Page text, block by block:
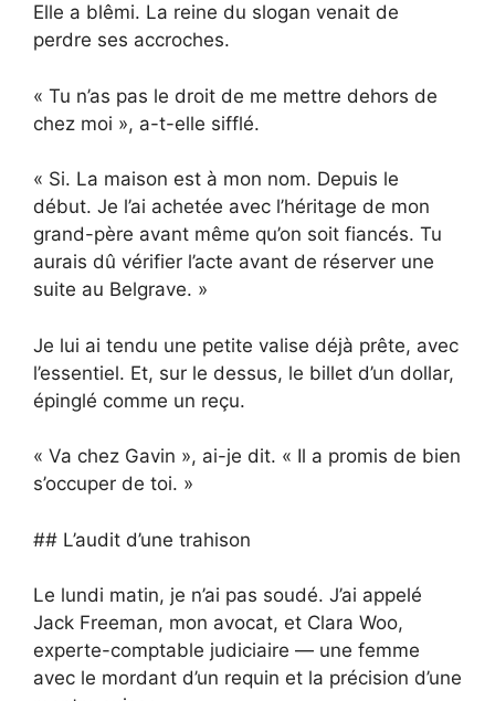
Elle a blêmi. La reine du slogan venait de
perdre ses accroches.
« Tu n’as pas le droit de me mettre dehors de
chez moi », a-t-elle sifflé.
« Si. La maison est à mon nom. Depuis le
début. Je l’ai achetée avec l’héritage de mon
grand-père avant même qu’on soit fiancés. Tu
aurais dû vérifier l’acte avant de réserver une
suite au Belgrave. »
Je lui ai tendu une petite valise déjà prête, avec
l’essentiel. Et, sur le dessus, le billet d’un dollar,
épinglé comme un reçu.
« Va chez Gavin », ai-je dit. « Il a promis de bien
s’occuper de toi. »
## L’audit d’une trahison
Le lundi matin, je n’ai pas soudé. J’ai appelé
Jack Freeman, mon avocat, et Clara Woo,
experte-comptable judiciaire — une femme
avec le mordant d’un requin et la précision d’une